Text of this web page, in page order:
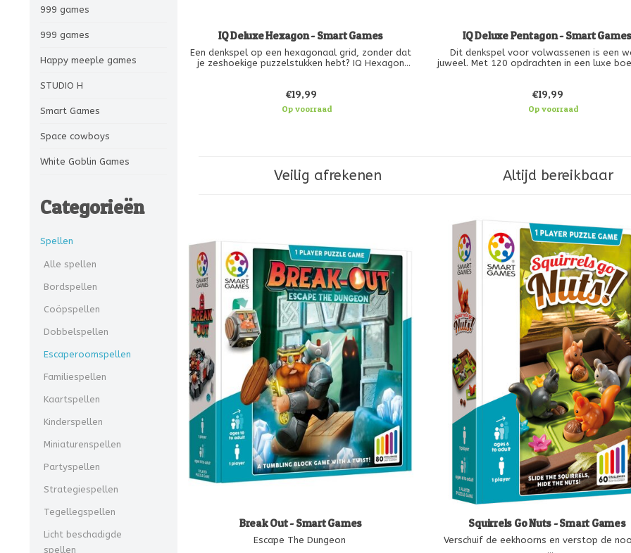
999 games
999 games
Happy meeple games
STUDIO H
Smart Games
Space cowboys
White Goblin Games
Categorieën
Spellen
Alle spellen
Bordspellen
Coöpspellen
Dobbelspellen
Escaperoomspellen
Familiespellen
Kaartspellen
Kinderspellen
Miniaturenspellen
Partyspellen
Strategiespellen
Tegellegspellen
Licht beschadigde
spellen
IQ Deluxe Hexagon - Smart Games
Een denkspel op een hexagonaal grid, zonder dat
je zeshoekige puzzelstukken hebt? IQ Hexagon
puzzelstukkken, een luxueus opdrachtboekje en
stevige geschenkverpakki
€19,99
Op voorraad
IQ Deluxe Pentagon - Smart Games
Dit denkspel voor volwassenen is een
juweel. Met 120 opdrachten in een luxe
transparante puzzelstukken op het
spelbord passen?
€19,99
Op voorraad
Veilig afrekenen Altijd bereikbaar
Break Out - Smart Games
Escape The Dungeon
Squirrels Go Nuts - Smart Games
Verschuif de eekhoorns en verstop de